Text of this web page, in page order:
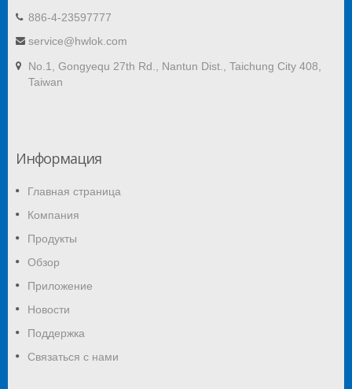
886-4-23597777
service@hwlok.com
No.1, Gongyequ 27th Rd., Nantun Dist., Taichung City 408,
Taiwan
Информация
Главная страница
Компания
Продукты
Обзор
Приложение
Новости
Поддержка
Связаться с нами